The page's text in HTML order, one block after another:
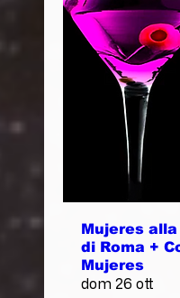
Mujeres
di Roma +
Mujeres
dom 26 ott